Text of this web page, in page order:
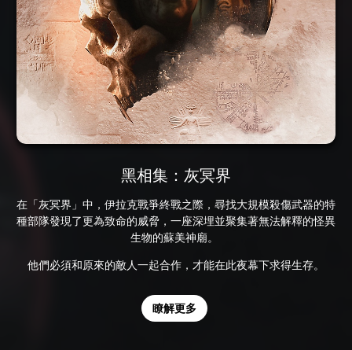
黑相集：灰冥界
在「灰冥界」中，伊拉克戰爭終戰之際，尋找大規模殺傷武器的特
種部隊發現了更為致命的威脅，一座深埋並聚集著無法解釋的怪異
生物的蘇美神廟。
他們必須和原來的敵人一起合作，才能在此夜幕下求得生存。
瞭解更多